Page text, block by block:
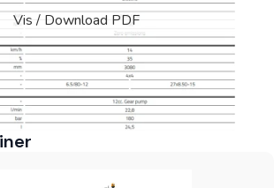
Vis / Download PDF